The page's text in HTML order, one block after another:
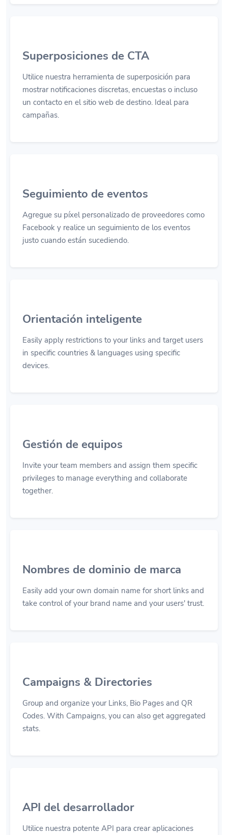
Superposiciones de CTA
Utilice nuestra herramienta de superposición para
mostrar notificaciones discretas, encuestas o incluso
un contacto en el sitio web de destino. Ideal para
campañas.
Seguimiento de eventos
Agregue su píxel personalizado de proveedores como
Facebook y realice un seguimiento de los eventos
justo cuando están sucediendo.
Orientación inteligente
Easily apply restrictions to your links and target users
in specific countries & languages using specific
devices.
Gestión de equipos
Invite your team members and assign them specific
privileges to manage everything and collaborate
together.
Nombres de dominio de marca
Easily add your own domain name for short links and
take control of your brand name and your users' trust.
Campaigns & Directories
Group and organize your Links, Bio Pages and QR
Codes. With Campaigns, you can also get aggregated
stats.
API del desarrollador
Utilice nuestra potente API para crear aplicaciones